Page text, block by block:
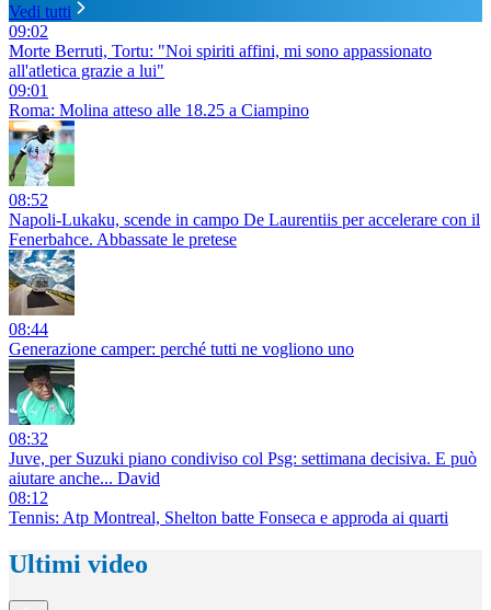
Vedi tutti
09:02
Morte Berruti, Tortu: "Noi spiriti affini, mi sono appassionato
all'atletica grazie a lui"
09:01
Roma: Molina atteso alle 18.25 a Ciampino
08:52
Napoli-Lukaku, scende in campo De Laurentiis per accelerare con il
Fenerbahce. Abbassate le pretese
08:44
Generazione camper: perché tutti ne vogliono uno
08:32
Juve, per Suzuki piano condiviso col Psg: settimana decisiva. E può
aiutare anche... David
08:12
Tennis: Atp Montreal, Shelton batte Fonseca e approda ai quarti
Ultimi video